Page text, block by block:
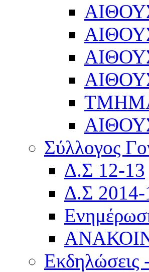
Σύλλογος
Δ.Σ 12-13
Δ.Σ 2014-
Εκδηλώσεις